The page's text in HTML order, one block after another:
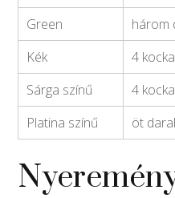
Green három
Kék
4 kocka
Sárga színű
4 kocka
Platina színű
öt